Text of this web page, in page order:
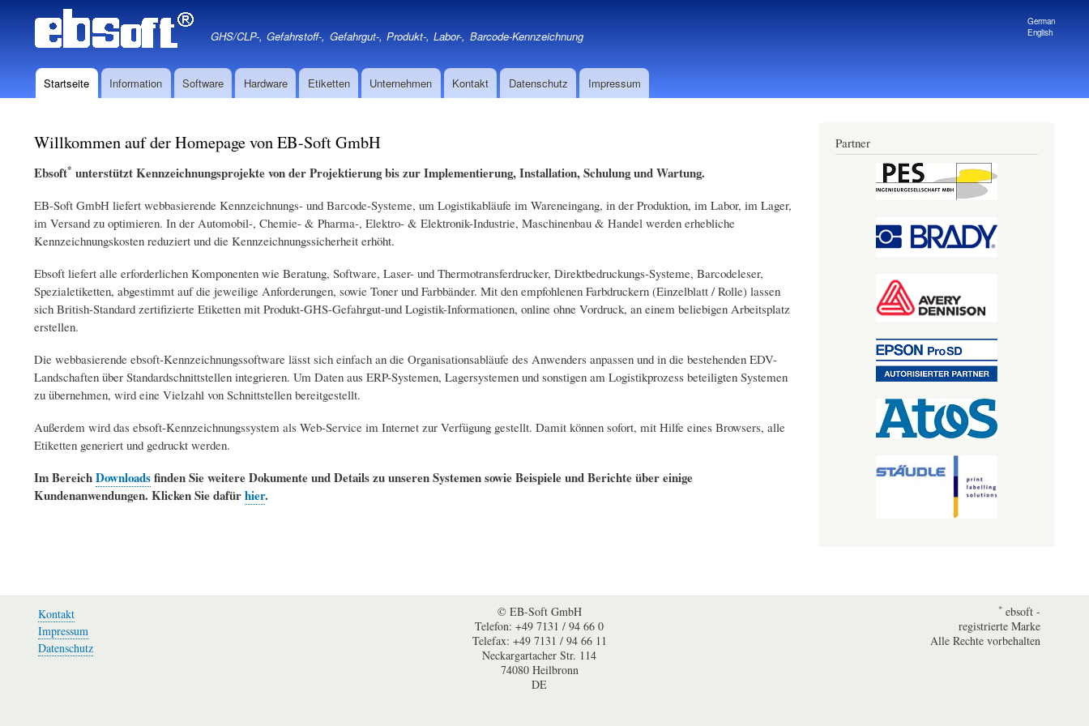
Inhalt
GHS/CLP-, Gefahrstoff-, Gefahrgut-, Produkt-, Labor-, Barcode-Kennzeichnung
German
English
Hauptnavigation
Startseite Information Software Hardware Etiketten Unternehmen Kontakt Datenschutz Impressum
Willkommen auf der Homepage von EB-Soft GmbH
Ebsoft* unterstützt Kennzeichnungsprojekte von der Projektierung bis zur Implementierung, Installation, Schulung und Wartung.
EB-Soft GmbH liefert webbasierende Kennzeichnungs- und Barcode-Systeme, um Logistikabläufe im Wareneingang, in der Produktion, im Labor, im Lager,
im Versand zu optimieren. In der Automobil-, Chemie- & Pharma-, Elektro- & Elektronik-Industrie, Maschinenbau & Handel werden erhebliche
Kennzeichnungskosten reduziert und die Kennzeichnungssicherheit erhöht.
Ebsoft liefert alle erforderlichen Komponenten wie Beratung, Software, Laser- und Thermotransferdrucker, Direktbedruckungs-Systeme, Barcodeleser,
Spezialetiketten, abgestimmt auf die jeweilige Anforderungen, sowie Toner und Farbbänder. Mit den empfohlenen Farbdruckern (Einzelblatt / Rolle) lassen
sich British-Standard zertifizierte Etiketten mit Produkt-GHS-Gefahrgut-und Logistik-Informationen, online ohne Vordruck, an einem beliebigen Arbeitsplatz
erstellen.
Die webbasierende ebsoft-Kennzeichnungssoftware lässt sich einfach an die Organisationsabläufe des Anwenders anpassen und in die bestehenden EDV-
Landschaften über Standardschnittstellen integrieren. Um Daten aus ERP-Systemen, Lagersystemen und sonstigen am Logistikprozess beteiligten Systemen
zu übernehmen, wird eine Vielzahl von Schnittstellen bereitgestellt.
Außerdem wird das ebsoft-Kennzeichnungssystem als Web-Service im Internet zur Verfügung gestellt. Damit können sofort, mit Hilfe eines Browsers, alle
Etiketten generiert und gedruckt werden.
Im BereichDownloadsfinden Sie weitere Dokumente und Details zu unseren Systemen sowie Beispiele und Berichte über einige
Kundenanwendungen. Klicken Sie dafürhier.
Partner
Fußzeile
Kontakt
Impressum
Datenschutz
© EB-Soft GmbH
Telefon: +49 7131 / 94 66 0
Telefax: +49 7131 / 94 66 11
Neckargartacher Str. 114
74080 Heilbronn
DE
* ebsoft -
registrierte Marke
Alle Rechte vorbehalten